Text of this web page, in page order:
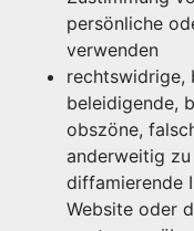
persönliche
verwenden
rechtswidrige,
beleidigende,
obszöne,
anderweitig
diffamierende
Website oder